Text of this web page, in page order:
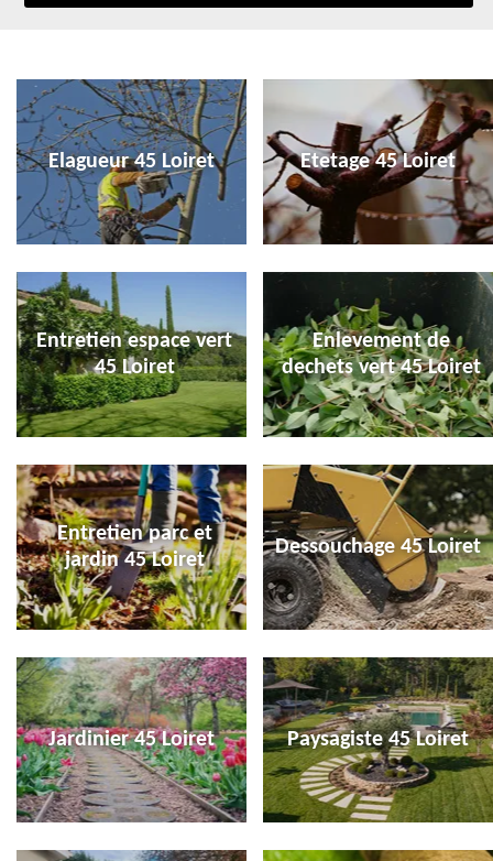
Elagueur 45 Loiret Etetage 45 Loiret
Entretien espace vert
45 Loiret
Enlevement de
dechets vert 45 Loiret
Entretien parc et
jardin 45 Loiret
Dessouchage 45 Loiret
Jardinier 45 Loiret Paysagiste 45 Loiret